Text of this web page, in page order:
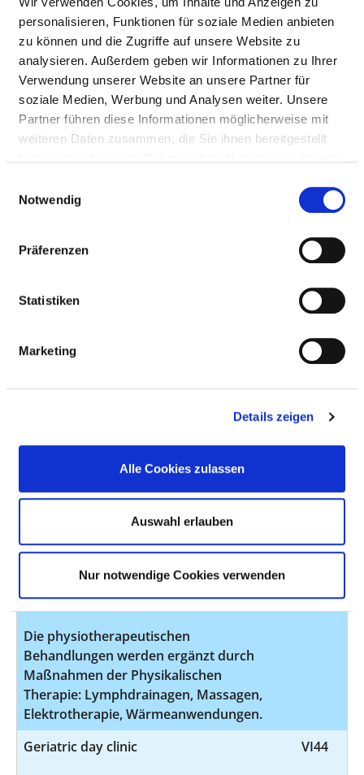
personalisieren, Funktionen für soziale Medien anbieten
zu können und die Zugriffe auf unsere Website zu
analysieren. Außerdem geben wir Informationen zu Ihrer
Verwendung unserer Website an unsere Partner für
soziale Medien, Werbung und Analysen weiter. Unsere
Partner führen diese Informationen möglicherweise mit
weiteren Daten zusammen, die Sie ihnen bereitgestellt
Notwendig
Präferenzen
Statistiken
Marketing
Details zeigen
Alle Cookies zulassen
Auswahl erlauben
Nur notwendige Cookies verwenden
Verfügung.
Diagnosis and treatment of diseases of
the liver, bile and pancreas
Für Patient:innen mit Erkrankungen von
Leber, Galle, Gallenwegen,
Bauchspeicheldrüse, Nieren und
Farbduplex-Möglichkeit zur Verfügung.
diseases
Nach Ermittlung der körperlichen und
neben Diagnostik und Therapie der
VI24
Diagnosis and treatment of cardiac
Für die Diagnostik und
Therapiekontrolle von
Herzrhythmusstörungen stehen
VI31
Physical therapy
Die physiotherapeutischen
Behandlungen werden ergänzt durch
Maßnahmen der Physikalischen
Therapie: Lymphdrainagen, Massagen,
Elektrotherapie, Wärmeanwendungen.
VI39
Geriatric day clinic VI44